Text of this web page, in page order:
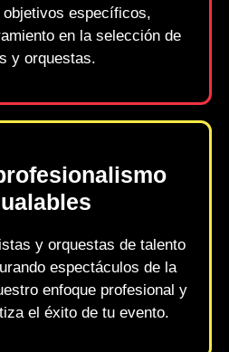
específicos,
en la selección de
y orquestas.
y orquestas de talento
espectáculos de la
enfoque profesional y
el éxito de tu evento.